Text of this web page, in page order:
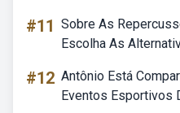
#11 Sobre As
Escolha As
#12 Antônio Está
Eventos Esportivos